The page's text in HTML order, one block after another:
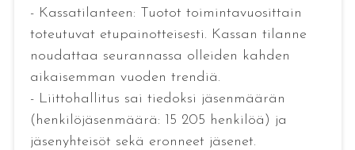
- Kassatilanteen: Tuotot toimintavuosittain
toteutuvat etupainotteisesti. Kassan tilanne
noudattaa seurannassa olleiden kahden
aikaisemman vuoden trendiä.
- Liittohallitus sai tiedoksi jäsenmäärän
(henkilöjäsenmäärä: 15 205 henkilöä) ja
jäsenyhteisöt sekä eronneet jäsenet.